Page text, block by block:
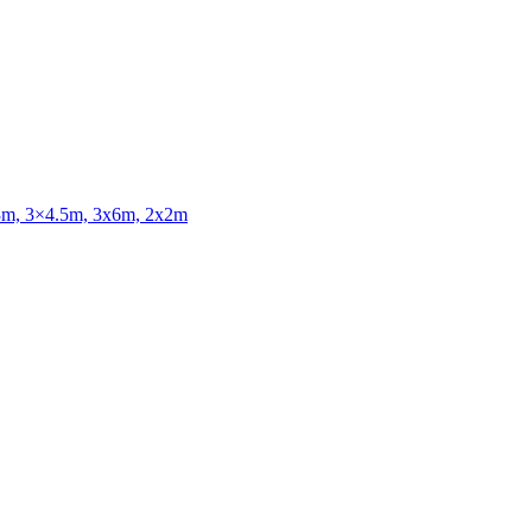
3×4.5m, 3x6m, 2x2m